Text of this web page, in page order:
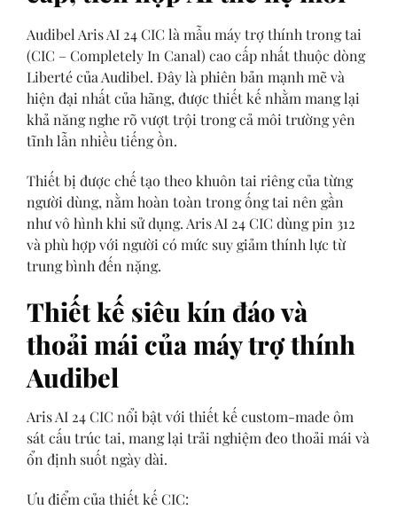
Audibel Aris AI 24 CIC là mẫu máy trợ thính trong tai
(CIC – Completely In Canal) cao cấp nhất thuộc dòng
Liberté của Audibel. Đây là phiên bản mạnh mẽ và
hiện đại nhất của hãng, được thiết kế nhằm mang lại
khả năng nghe rõ vượt trội trong cả môi trường yên
tĩnh lẫn nhiều tiếng ồn.
Thiết bị được chế tạo theo khuôn tai riêng của từng
người dùng, nằm hoàn toàn trong ống tai nên gần
như vô hình khi sử dụng. Aris AI 24 CIC dùng pin 312
và phù hợp với người có mức suy giảm thính lực từ
trung bình đến nặng.
Thiết kế siêu kín đáo và
thoải mái của máy trợ thính
Audibel
Aris AI 24 CIC nổi bật với thiết kế custom-made ôm
sát cấu trúc tai, mang lại trải nghiệm đeo thoải mái và
ổn định suốt ngày dài.
Ưu điểm của thiết kế CIC: